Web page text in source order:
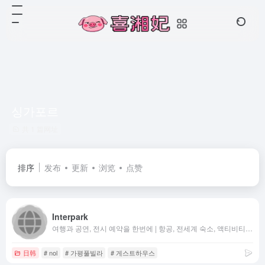
排序 发布 更新 浏览 点赞
Interpark
日韩 # nol # 가평풀빌라 # 게스트하우스